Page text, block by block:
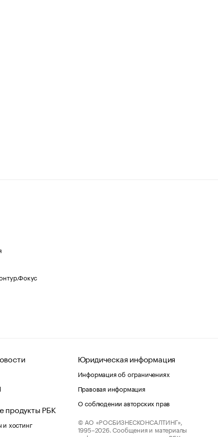
продукты РБК
хостинг
Юридическая информация
Информация об ограничениях
Правовая информация
О соблюдении авторских прав
© АО «РОСБИЗНЕСКОНСАЛТИНГ»,
1995–2026. Сообщения и материалы